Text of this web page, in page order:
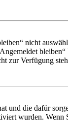
nicht
zur Verfügung
und die dafür
wurden.